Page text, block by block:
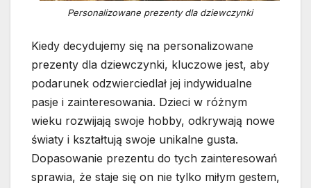
Personalizowane prezenty dla dziewczynki
Kiedy decydujemy się na personalizowane
prezenty dla dziewczynki, kluczowe jest, aby
podarunek odzwierciedlał jej indywidualne
pasje i zainteresowania. Dzieci w różnym
wieku rozwijają swoje hobby, odkrywają nowe
światy i kształtują swoje unikalne gusta.
Dopasowanie prezentu do tych zainteresowań
sprawia, że staje się on nie tylko miłym gestem,